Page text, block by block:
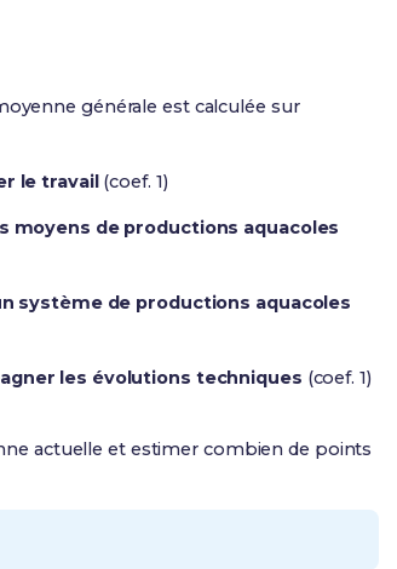
générale est calculée sur
le travail (coef. 1)
moyens de productions aquacoles
système de productions aquacoles
les évolutions techniques (coef. 1)
actuelle et estimer combien de points